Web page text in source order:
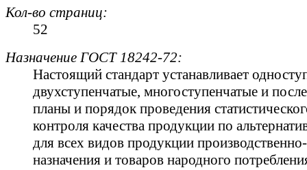
Кол-во страниц:
52
Назначение ГОСТ 18242-72:
Настоящий стандарт устанавливает
двухступенчатые, многоступенчатые и
планы и порядок проведения
контроля качества продукции по
для всех видов продукции
назначения и товаров народного